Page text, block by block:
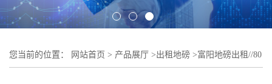
您当前的位置： 网站首页 > 产品展厅 >出租地磅 >富阳地磅出租//80